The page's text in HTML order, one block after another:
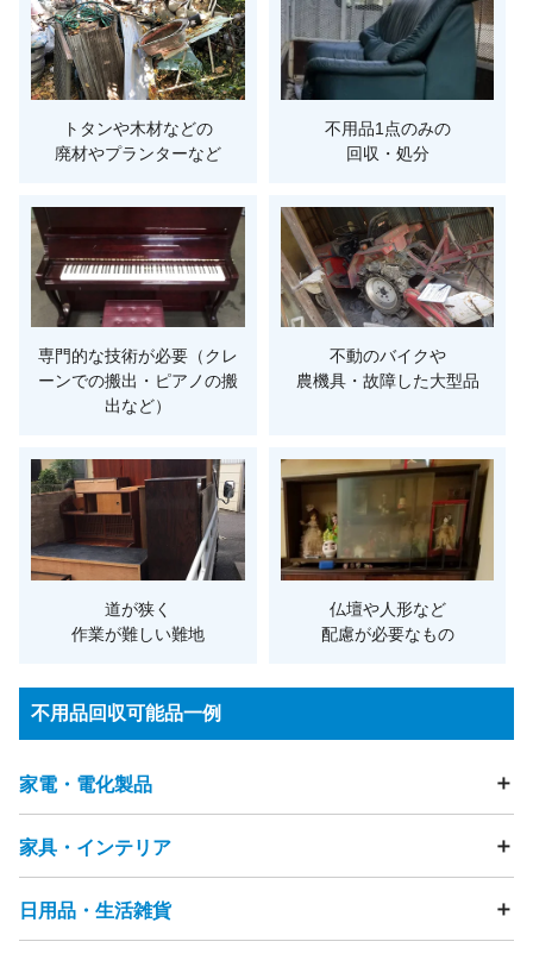
トタンや木材などの
廃材やプランターなど
不用品1点のみの
回収・処分
専門的な技術が必要（クレ
ーンでの搬出・ピアノの搬
出など）
不動のバイクや
農機具・故障した大型品
道が狭く
作業が難しい難地
仏壇や人形など
配慮が必要なもの
不用品回収可能品一例
家電・電化製品
テレビ 冷蔵庫 洗濯機
照明器具・ライト
加湿器 除湿器 空気清浄機
扇風機
電動歯ブラシ
電気カミソリ
家具・インテリア
テーブル ソファ
マッサージチェア
ベッド マットレス 布団
座布団
日用品・生活雑貨